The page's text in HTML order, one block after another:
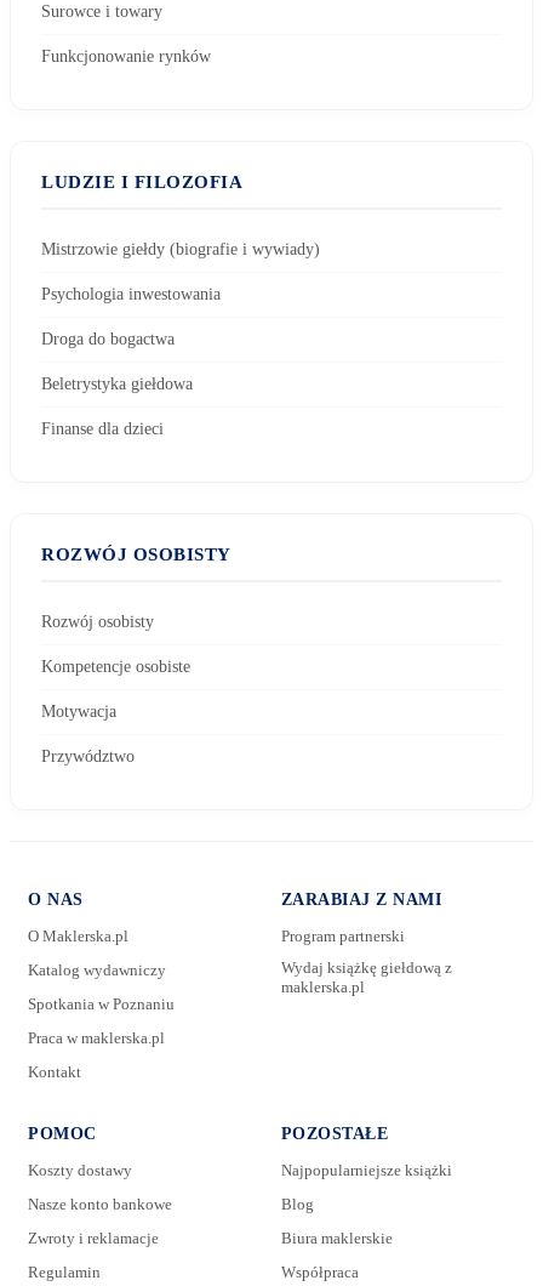
Surowce i towary
Funkcjonowanie rynków
LUDZIE I FILOZOFIA
Mistrzowie giełdy (biografie i wywiady)
Psychologia inwestowania
Droga do bogactwa
Beletrystyka giełdowa
Finanse dla dzieci
ROZWÓJ OSOBISTY
Rozwój osobisty
Kompetencje osobiste
Motywacja
Przywództwo
O NAS
O Maklerska.pl
Katalog wydawniczy
Spotkania w Poznaniu
Praca w maklerska.pl
Kontakt
ZARABIAJ Z NAMI
Program partnerski
Wydaj książkę giełdową z
maklerska.pl
POMOC
Koszty dostawy
Nasze konto bankowe
Zwroty i reklamacje
Regulamin
POZOSTAŁE
Najpopularniejsze książki
Blog
Biura maklerskie
Współpraca
E-mail: